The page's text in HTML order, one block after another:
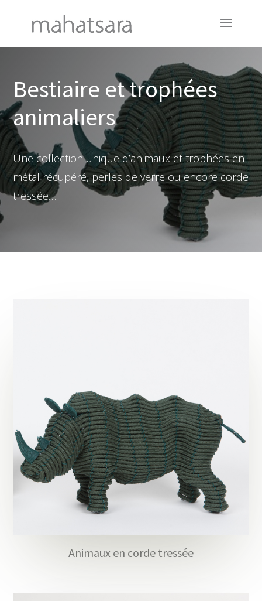
Bestiaire et trophées
animaliers
Une collection unique d’animaux et trophées en
métal récupéré, perles de verre ou encore corde
tressée…
Animaux en corde tressée